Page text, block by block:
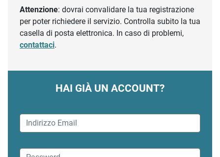
Attenzione: dovrai convalidare la tua registrazione
per poter richiedere il servizio. Controlla subito la tua
casella di posta elettronica. In caso di problemi,
contattaci.
HAI GIÀ UN ACCOUNT?